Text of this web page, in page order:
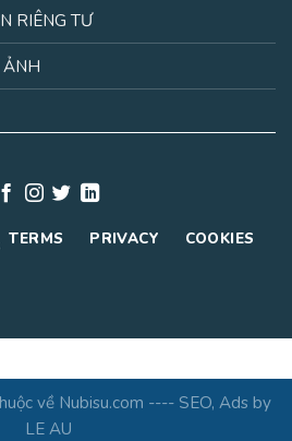
RIÊNG TƯ
TERMS PRIVACY COOKIES
về Nubisu.com ---- SEO, Ads by
LE AU